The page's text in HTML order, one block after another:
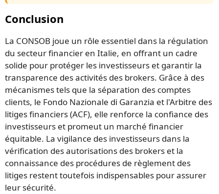
Conclusion
La CONSOB joue un rôle essentiel dans la régulation
du secteur financier en Italie, en offrant un cadre
solide pour protéger les investisseurs et garantir la
transparence des activités des brokers. Grâce à des
mécanismes tels que la séparation des comptes
clients, le Fondo Nazionale di Garanzia et l'Arbitre des
litiges financiers (ACF), elle renforce la confiance des
investisseurs et promeut un marché financier
équitable. La vigilance des investisseurs dans la
vérification des autorisations des brokers et la
connaissance des procédures de règlement des
litiges restent toutefois indispensables pour assurer
leur sécurité.